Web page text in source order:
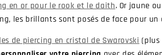
en or pour le rook et le daith. Or jaune
les brillants sont posés de face pour
de piercing en cristal de Swarovski (plus